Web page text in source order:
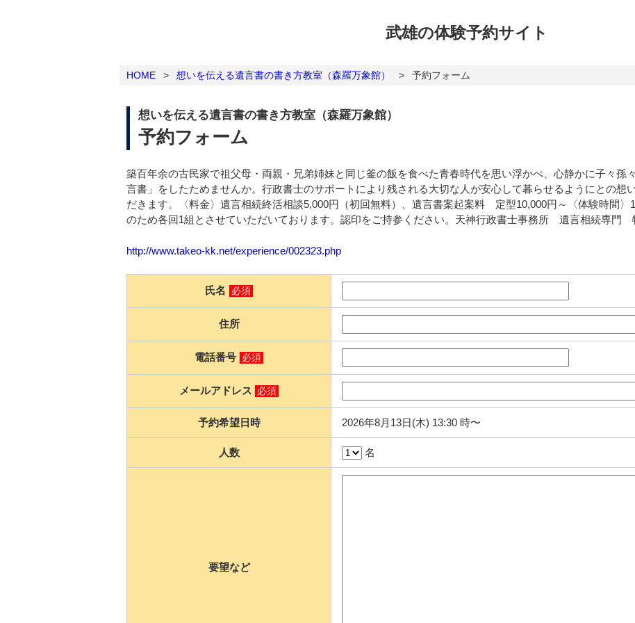
武雄の体験予約サイト
HOME > 想いを伝える遺言書の書き方教室（森羅万象館） > 予約フォーム
想いを伝える遺言書の書き方教室（森羅万象館）
予約フォーム
築百年余の古民家で祖父母・両親・兄弟姉妹と同じ釜の飯を食べた青春時代を思い浮かべ、心静かに子々孫
言書」をしたためませんか。行政書士のサポートにより残される大切な人が安心して暮らせるようにとの想
だきます。〈料金〉遺言相続終活相談5,000円（初回無料）、遺言書案起案料 定型10,000円～〈体験時間
のため各回1組とさせていただいております。認印をご持参ください。天神行政書士事務所 遺言相続専
http://www.takeo-kk.net/experience/002323.php
氏名 必須
住所
電話番号 必須
メールアドレス 必須
予約希望日時 2026年8月13日(木) 13:30 時〜
人数 名
要望など